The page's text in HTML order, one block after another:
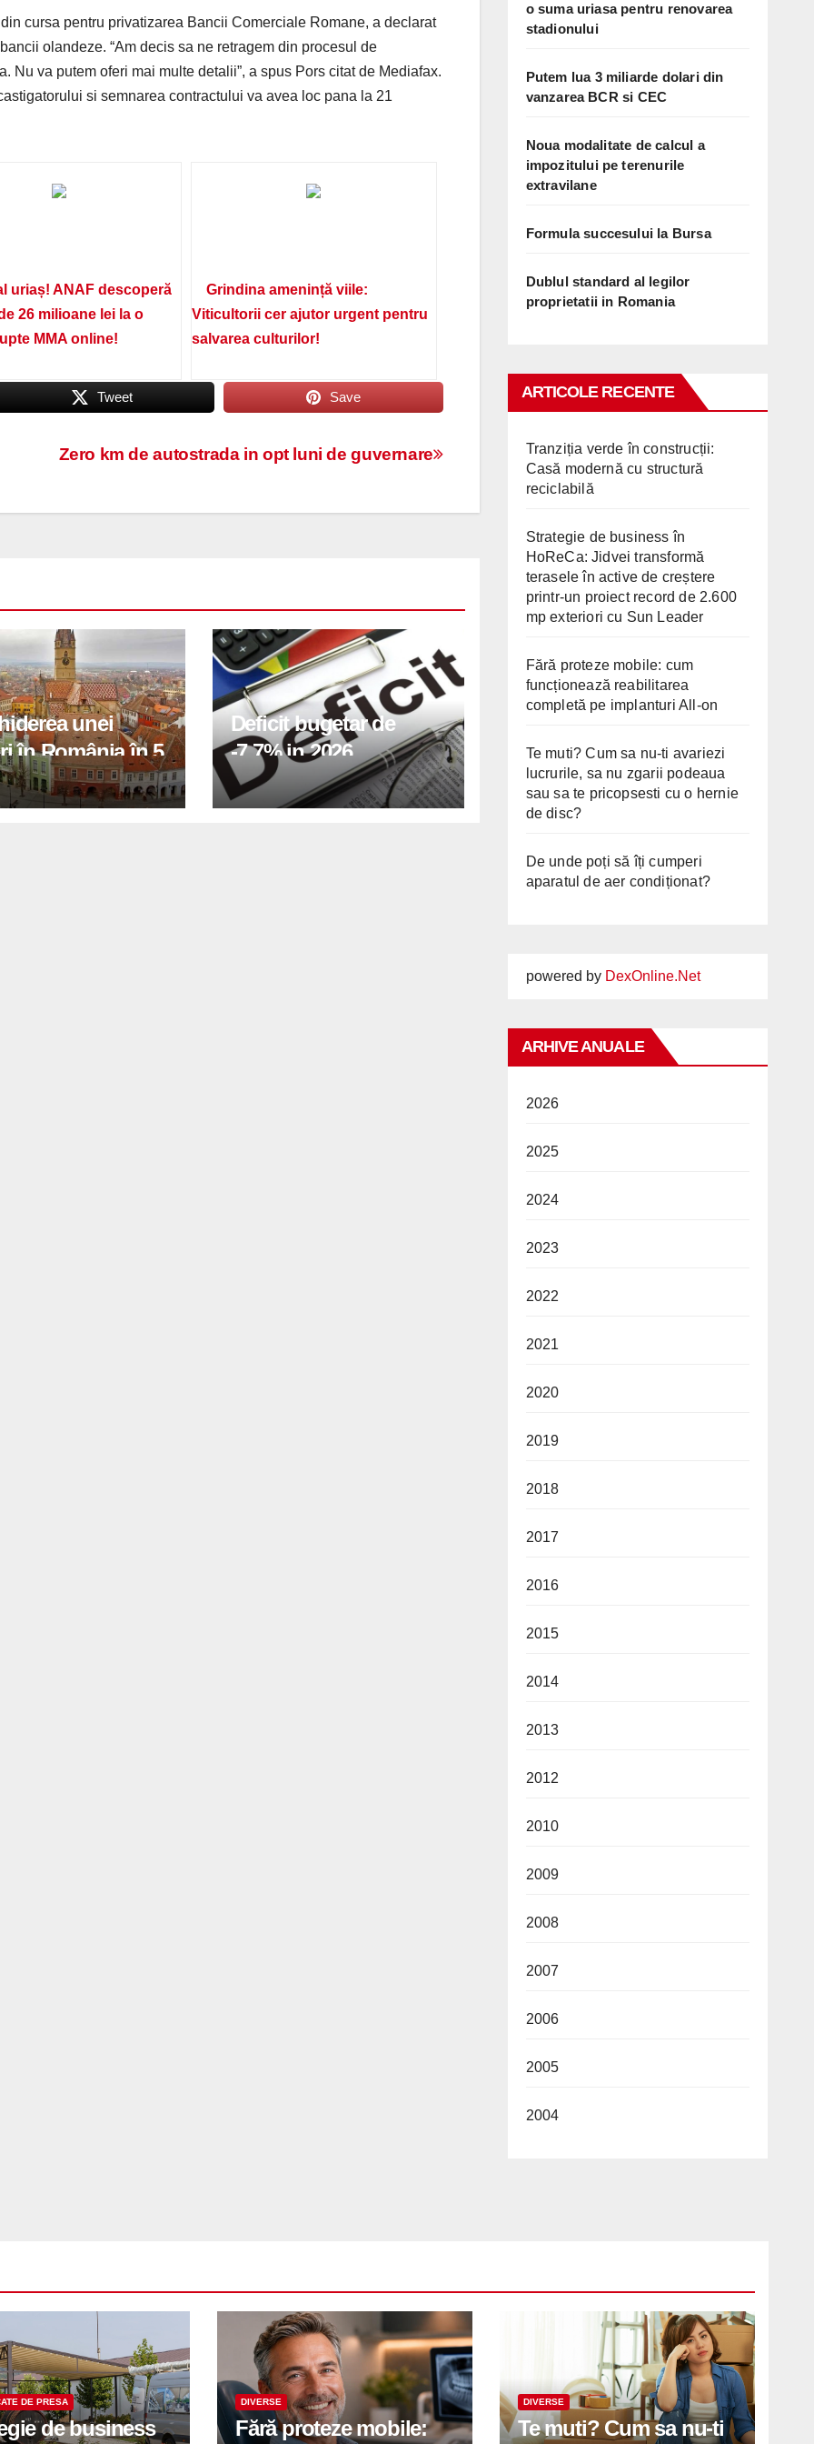
cursa pentru privatizarea Bancii Comerciale Romane, a declarat
olandeze. “Am decis sa ne retragem din procesul de
Nu va putem oferi mai multe detalii”, a spus Pors citat de Mediafax.
si semnarea contractului va avea loc pana la 21
uriaș! ANAF descoperă
26 milioane lei la o
MMA online!
Grindina amenință viile:
Viticultorii cer ajutor urgent pentru
salvarea culturilor!
Tweet Save
Zero km de autostrada in opt luni de guvernare
unei
în România în 5
Deficit bugetar de
-7,7% in 2026,
obiectivul pentru 2026
fiind de 6%
o suma uriasa pentru renovarea
stadionului
Putem lua 3 miliarde dolari din
vanzarea BCR si CEC
Noua modalitate de calcul a
impozitului pe terenurile
extravilane
Formula succesului la Bursa
Dublul standard al legilor
proprietatii in Romania
ARTICOLE RECENTE
Tranziția verde în construcții:
Casă modernă cu structură
reciclabilă
Strategie de business în
HoReCa: Jidvei transformă
terasele în active de creștere
printr-un proiect record de 2.600
mp exteriori cu Sun Leader
Fără proteze mobile: cum
funcționează reabilitarea
completă pe implanturi All-on
Te muti? Cum sa nu-ti avariezi
lucrurile, sa nu zgarii podeaua
sau sa te pricopsesti cu o hernie
de disc?
De unde poți să îți cumperi
aparatul de aer condiționat?
powered by DexOnline.Net
ARHIVE ANUALE
2026
2025
2024
2023
2022
2021
2020
2019
2018
2017
2016
2015
2014
2013
2012
2010
2009
2008
2007
2006
2005
2004
DE PRESA
de business
DIVERSE
Fără proteze mobile:
DIVERSE
Te muti? Cum sa nu-ti